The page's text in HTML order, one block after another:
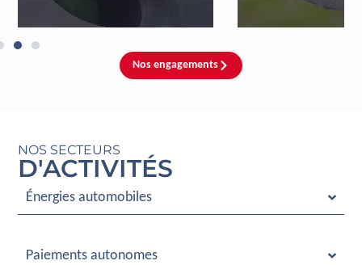
Nos engagements
NOS SECTEURS
D'ACTIVITÉS
Énergies automobiles
Paiements autonomes